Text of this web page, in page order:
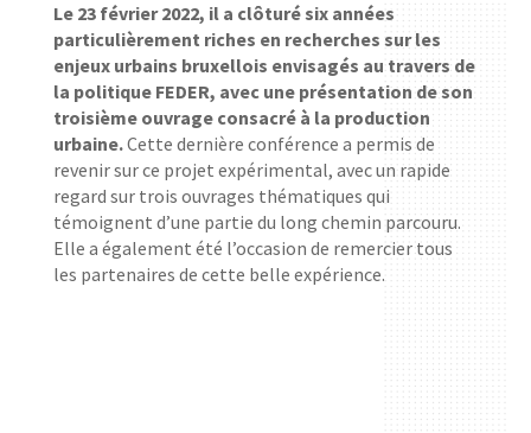
Le 23 février 2022, il a clôturé six années
particulièrement riches en recherches sur les
enjeux urbains bruxellois envisagés au travers de
la politique FEDER, avec une présentation de son
troisième ouvrage consacré à la production
urbaine.Cette dernière conférence a permis de
revenir sur ce projet expérimental, avec un rapide
regard sur trois ouvrages thématiques qui
témoignent d’une partie du long chemin parcouru.
Elle a également été l’occasion de remercier tous
les partenaires de cette belle expérience.